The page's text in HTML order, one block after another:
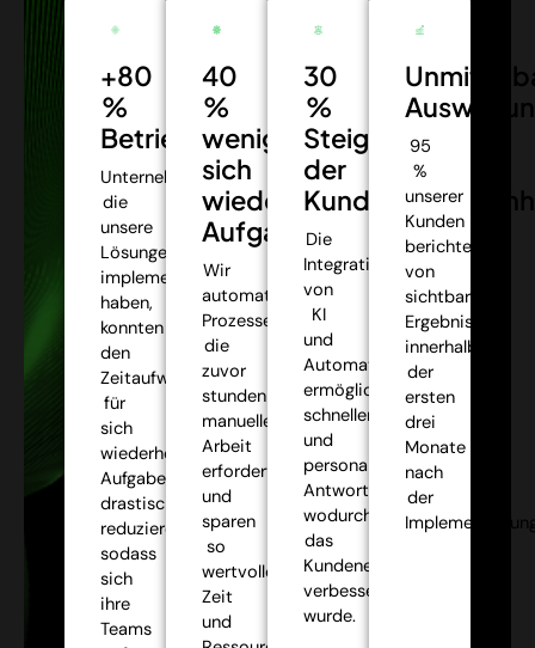
+80
%
Betriebseffizienz:
Unternehmen,
die
unsere
Lösungen
implementiert
haben,
konnten
den
Zeitaufwand
für
sich
wiederholende
Aufgaben
drastisch
reduzieren,
sodass
sich
ihre
Teams
40
%
weniger
sich
wiederholende
Aufgaben:
Wir
automatisieren
Prozesse,
die
zuvor
stundenlange
manuelle
Arbeit
erforderten,
und
sparen
so
wertvolle
Zeit
und
30
%
Steigerung
der
Die
Integration
von
KI
und
Automatisierung
ermöglichte
schnellere
und
personalisiertere
Antworten,
wodurch
das
Kundenerlebnis
verbessert
wurde.
95
%
unserer
Kunden
berichteten
von
sichtbaren
Ergebnissen
innerhalb
der
ersten
drei
Monate
nach
der